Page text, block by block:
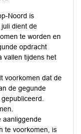
Noord is
dient de
te worden en
opdracht
vallen tijdens het
voorkomen dat de
de gegunde
aanliggende
te voorkomen, is